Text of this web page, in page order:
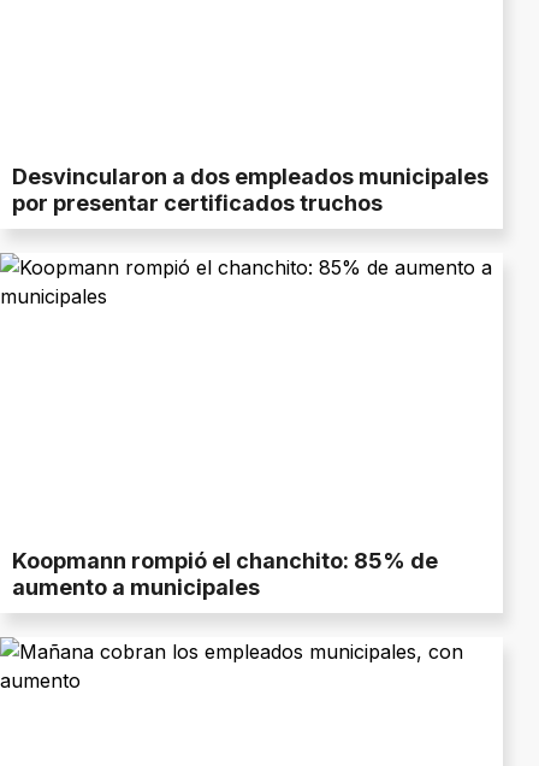
Desvincularon a dos empleados municipales
por presentar certificados truchos
Koopmann rompió el chanchito: 85% de
aumento a municipales